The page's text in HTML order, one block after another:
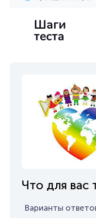
Шаги
теста
Что для вас
Варианты